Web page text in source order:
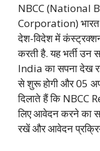
NBCC (National
Corporation)
देश-विदेश में
करती है. यह भर्ती उन
India का सपना देख
से शुरू होगी और 05
दिलाते हैं कि
लिए आवेदन करने का
रखें और आवेदन